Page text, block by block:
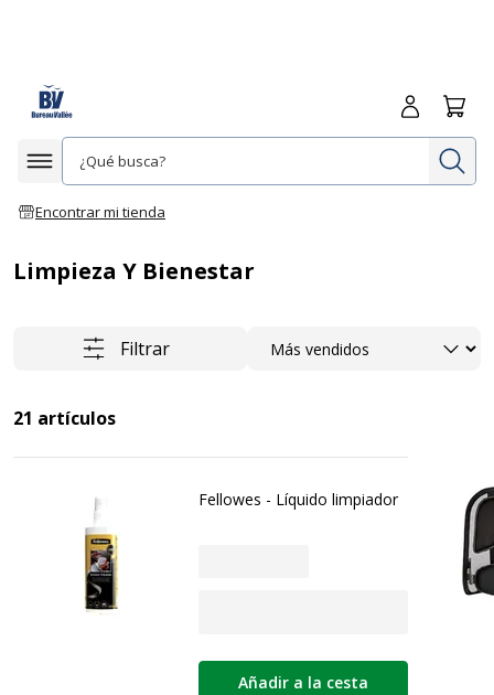
Afficher la navigation
Encontrar mi tienda
Iniciar
Limpieza Y Bienestar
Filtrar Ordenar
21 artículos
Fellowes - Líquido limpiador
Añadir a la cesta